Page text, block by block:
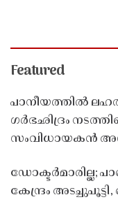
Featured
പാനീയത്തിൽ ലഹരി
ഗർഭഛിദ്രം
സംവിധായകൻ
കേന്ദ്രം